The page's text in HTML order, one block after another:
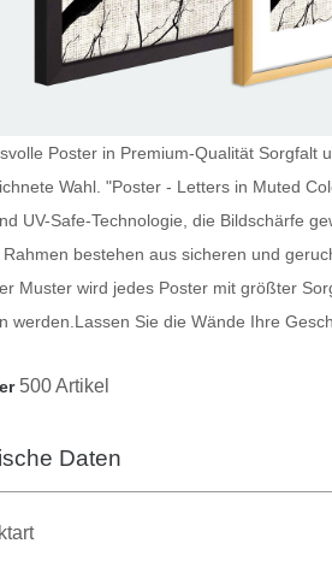
Poster in Premium-Qualität Sorgfalt
Wahl. "Poster - Letters in Muted
UV-Safe-Technologie, die Bildschärfe
bestehen aus sicheren und
Muster wird jedes Poster mit größter
werden. Lassen Sie die Wände Ihre
500 Artikel
Daten